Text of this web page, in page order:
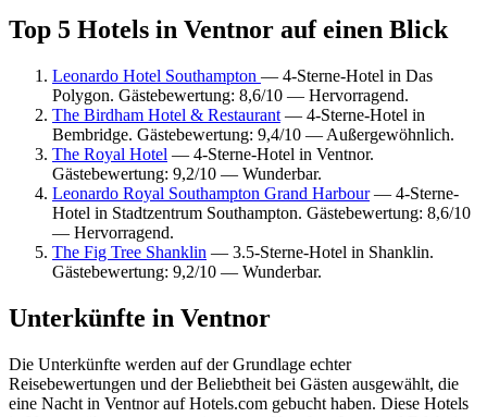
Top 5 Hotels in Ventnor auf einen Blick
Leonardo Hotel Southampton — 4-Sterne-Hotel in Das
Polygon. Gästebewertung: 8,6/10 — Hervorragend.
The Birdham Hotel & Restaurant — 4-Sterne-Hotel in
Bembridge. Gästebewertung: 9,4/10 — Außergewöhnlich.
The Royal Hotel — 4-Sterne-Hotel in Ventnor.
Gästebewertung: 9,2/10 — Wunderbar.
Leonardo Royal Southampton Grand Harbour— 4-Sterne-
Hotel in Stadtzentrum Southampton. Gästebewertung: 8,6/10
— Hervorragend.
The Fig Tree Shanklin — 3.5-Sterne-Hotel in Shanklin.
Gästebewertung: 9,2/10 — Wunderbar.
Unterkünfte in Ventnor
Die Unterkünfte werden auf der Grundlage echter
Reisebewertungen und der Beliebtheit bei Gästen ausgewählt, die
eine Nacht in Ventnor auf Hotels.com gebucht haben. Diese Hotels